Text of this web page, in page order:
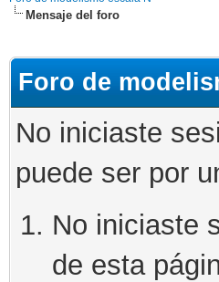
Mensaje del foro
Foro de
No iniciaste
puede ser por
No iniciaste
de esta